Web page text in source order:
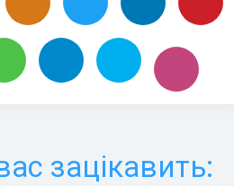
зацікавить: